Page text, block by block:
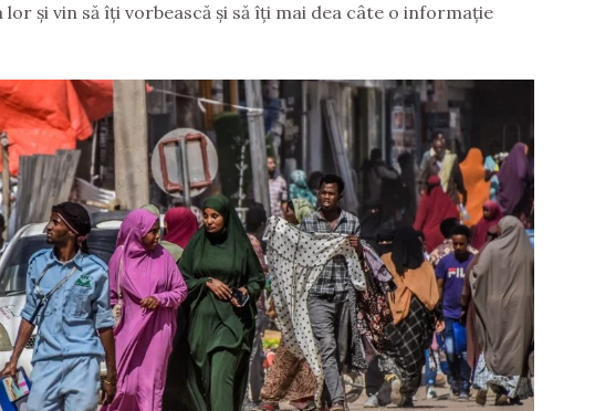
și vin să îți vorbească și să îți mai dea câte o informație